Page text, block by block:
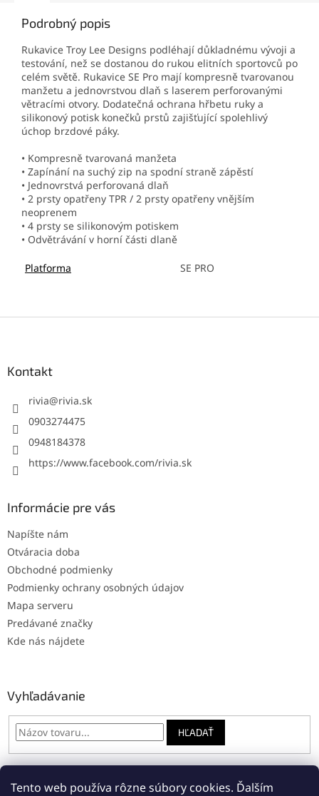
Tento web používa rôzne súbory cookies. Ďalším
Podrobný popis
Rukavice Troy Lee Designs podléhají důkladnému vývoji a
testování, než se dostanou do rukou elitních sportovců po
celém světě. Rukavice SE Pro mají kompresně tvarovanou
manžetu a jednovrstvou dlaň s laserem perforovanými
větracími otvory. Dodatečná ochrana hřbetu ruky a
silikonový potisk konečků prstů zajišťující spolehlivý
úchop brzdové páky.
• Kompresně tvarovaná manžeta
• Zapínání na suchý zip na spodní straně zápěstí
• Jednovrstvá perforovaná dlaň
• 2 prsty opatřeny TPR / 2 prsty opatřeny vnějším
neoprenem
• 4 prsty se silikonovým potiskem
• Odvětrávání v horní části dlaně
Platforma SE PRO
Kontakt
rivia@rivia.sk
0903274475
0948184378
https://www.facebook.com/rivia.sk
Informácie pre vás
Napíšte nám
Otváracia doba
Obchodné podmienky
Podmienky ochrany osobných údajov
Mapa serveru
Predávané značky
Kde nás nájdete
Vyhľadávanie
HĽADAŤ
Online: registrácia na servis Napíšte nám